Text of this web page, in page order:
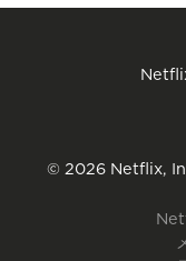
© 2026Netflix,